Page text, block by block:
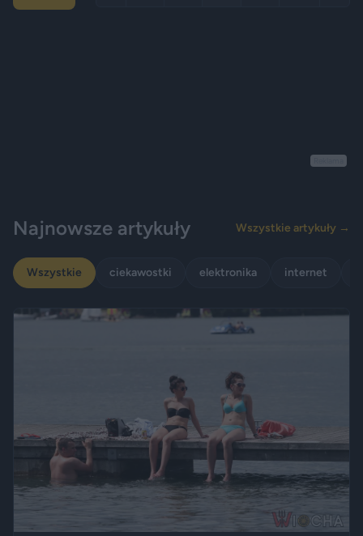
Najnowsze artykuły Wszystkie artykuły →
Wszystkie ciekawostki elektronika internet